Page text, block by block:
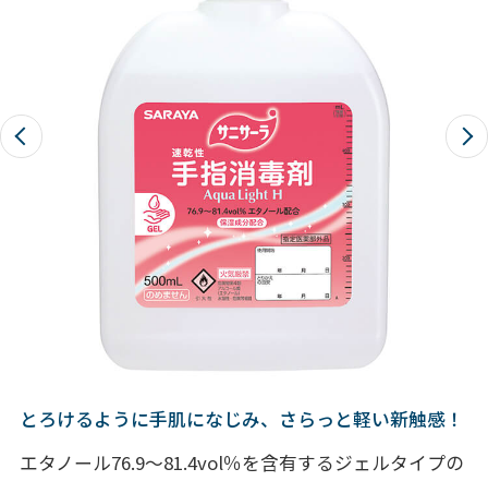
とろけるように手肌になじみ、さらっと軽い新触感！
エタノール76.9～81.4vol％を含有するジェルタイプの